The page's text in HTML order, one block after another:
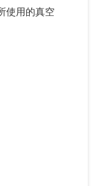
使用的真空